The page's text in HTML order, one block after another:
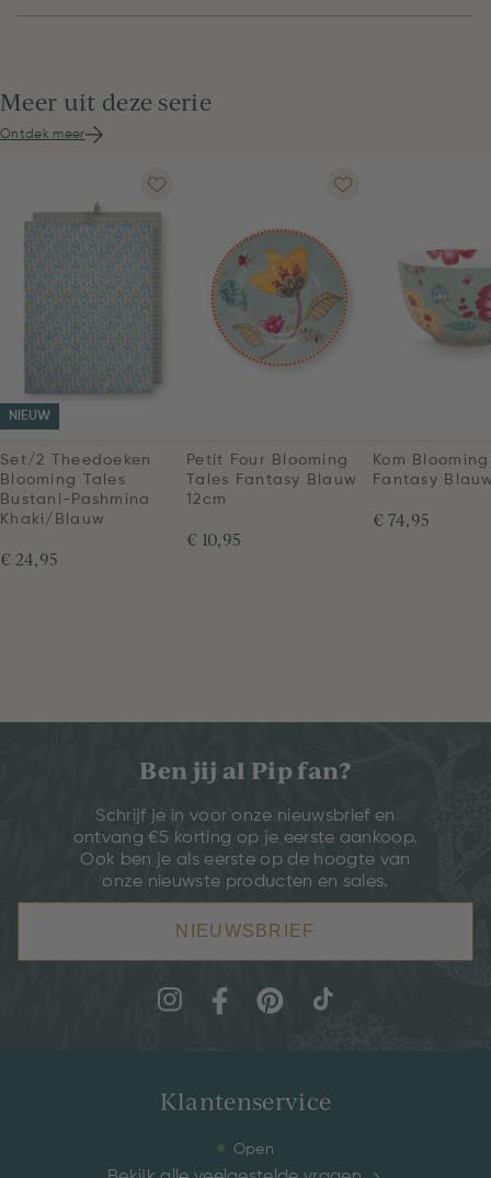
Meer uit deze serie
Ontdek meer
NIEUW
Set/2 Theedoeken
Blooming Tales
Bustani-Pashmina
Khaki/Blauw
€ 24,95
Petit Four Blooming
Tales Fantasy Blauw
12cm
€ 10,95
Kom
Fantasy
€ 74,95
Ben jij al Pip fan?
Schrijf je in voor onze nieuwsbrief en
ontvang €5 korting op je eerste aankoop.
Ook ben je als eerste op de hoogte van
onze nieuwste producten en sales.
NIEUWSBRIEF
Klantenservice
Open